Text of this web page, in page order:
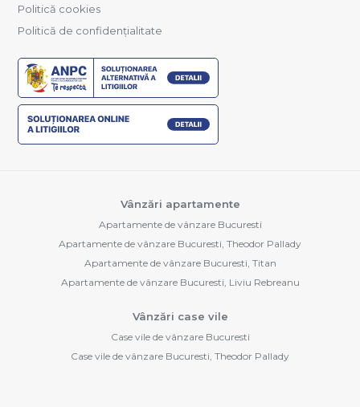
Politică cookies
Politică de confidențialitate
Vânzări apartamente
Apartamente de vânzare Bucuresti
Apartamente de vânzare Bucuresti, Theodor Pallady
Apartamente de vânzare Bucuresti, Titan
Apartamente de vânzare Bucuresti, Liviu Rebreanu
Vânzări case vile
Case vile de vânzare Bucuresti
Case vile de vânzare Bucuresti, Theodor Pallady